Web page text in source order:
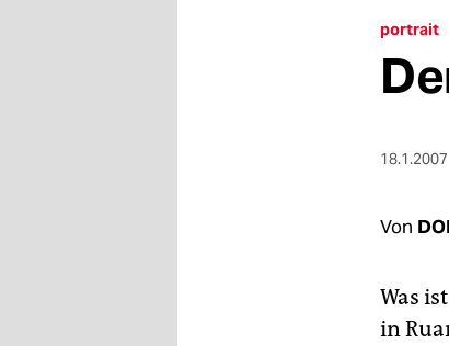
portrait
18.1.2007
Von
Was
in